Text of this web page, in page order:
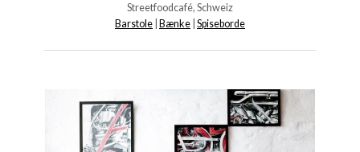
Streetfoodcafé, Schweiz
Barstole
Bænke Spiseborde